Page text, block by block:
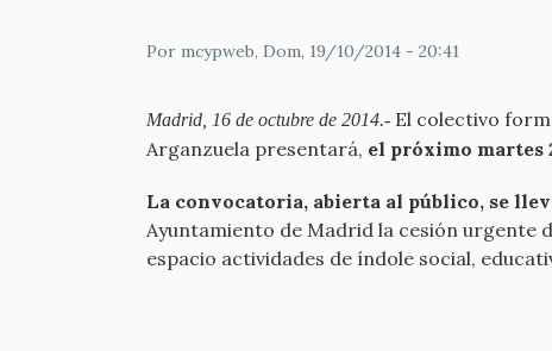
Por mcypweb, Dom, 19/10/2014 - 20:41
Madrid, 16 de octubre de 2014.- El colectivo
Arganzuela presentará, el próximo martes
La convocatoria, abierta al público, se
Ayuntamiento de Madrid la cesión urgente
espacio actividades de índole social,